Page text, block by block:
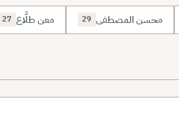
محسن المصطفى 29 معن طلَّاع 27